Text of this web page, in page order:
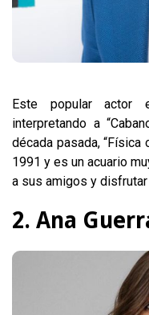
Este popular actor
interpretando a
década pasada, “Física
1991 y es un acuario
a sus amigos y
2. Ana